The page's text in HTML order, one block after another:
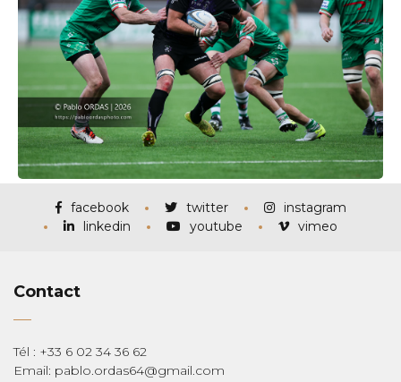
facebook twitter
instagram
linkedin
youtube vimeo
Contact
Tél : +33 6 02 34 36 62
Email: pablo.ordas64@gmail.com